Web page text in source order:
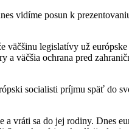
vidíme posun k
väčšinu legislatívy už
a väčšia ochrana pred
socialisti príjmu späť do
vráti sa do jej rodiny. Dnes